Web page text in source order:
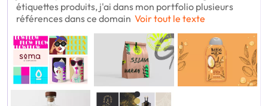
étiquettes produits, j'ai dans mon portfolio plusieurs
références dans ce domain Voir tout le texte